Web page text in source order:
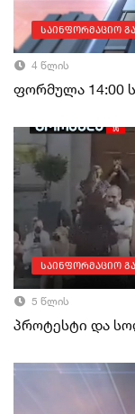
საინფორმაციო
4 წლის
ფორმულა 14:00
საინფორმაციო
5 წლის
პროტესტი და